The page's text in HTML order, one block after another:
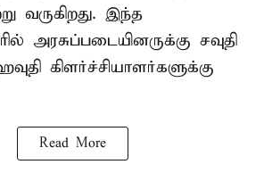
வருகிறது. இந்த
அரசுப்படையினருக்கு சவுதி
கிளர்ச்சியாளர்களுக்கு
Read More